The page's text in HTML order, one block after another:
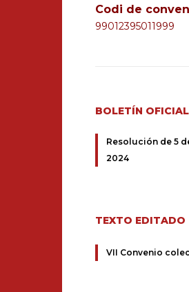
Codi de
99012395011999
BOLETÍN
Resolución de 5
2024
TEXTO EDITADO
VII Convenio